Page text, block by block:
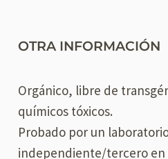
OTRA INFORMACIÓN
Orgánico, libre de
químicos tóxicos.
Probado por un
independiente/tercero en